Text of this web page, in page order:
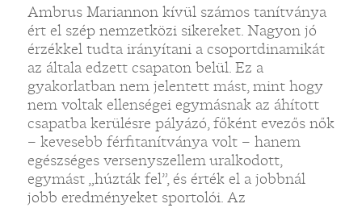
Ambrus Mariannon kívül számos tanítványa
ért el szép nemzetközi sikereket. Nagyon jó
érzékkel tudta irányítani a csoportdinamikát
az általa edzett csapaton belül. Ez a
gyakorlatban nem jelentett mást, mint hogy
nem voltak ellenségei egymásnak az áhított
csapatba kerülésre pályázó, főként evezős nők
– kevesebb férfitanítványa volt – hanem
egészséges versenyszellem uralkodott,
egymást „húzták fel”, és érték el a jobbnál
jobb eredményeket sportolói. Az